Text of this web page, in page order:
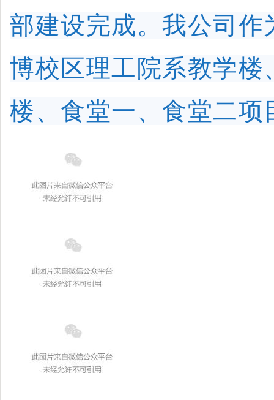
部建设完成。我公司
博校区理工院系教学
楼、食堂一、食堂二项